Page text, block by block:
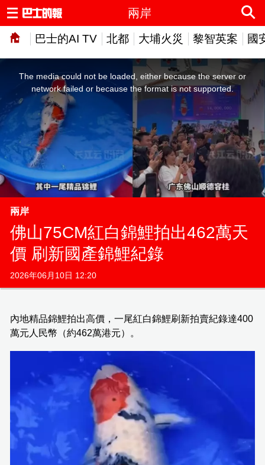
巴士的AI TV 北都 大埔火災 黎智英案 國
兩岸
The media could not be loaded, either because the server or
network failed or because the format is not supported.
兩岸
佛山75CM紅白錦鯉拍出462萬天
價 刷新國產錦鯉紀錄
2026年06月10日 12:20
內地精品錦鯉拍出高價，一尾紅白錦鯉刷新拍賣紀錄達400
萬元人民幣（約462萬港元）。